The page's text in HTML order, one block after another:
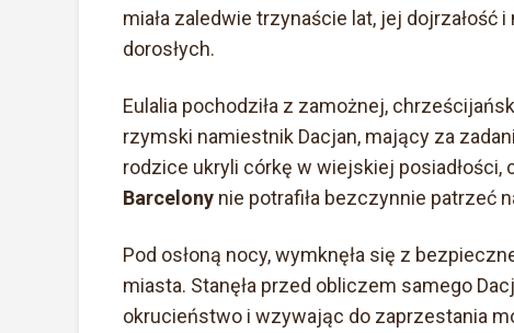
miała zaledwie trzynaście lat, jej dojrzałość
dorosłych.
Eulalia pochodziła z zamożnej,
rzymski namiestnik Dacjan, mający za
rodzice ukryli córkę w wiejskiej posiadłości,
Barcelony nie potrafiła bezczynnie patrzeć
Pod osłoną nocy, wymknęła się z
miasta. Stanęła przed obliczem samego
okrucieństwo i wzywając do zaprzestania